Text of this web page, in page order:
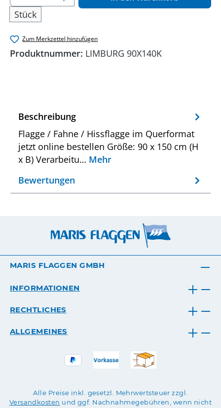
Stück
Zum Merkzettel hinzufügen
Produktnummer: LIMBURG 90X140K
Beschreibung
Flagge / Fahne / Hissflagge im Querformat
jetzt online bestellen Größe: 90 x 150 cm (H
x B) Verarbeitu… Mehr
Bewertungen
MARIS FLAGGEN GMBH
INFORMATIONEN
RECHTLICHES
ALLGEMEINES
Alle Preise inkl. gesetzl. Mehrwertsteuer zzgl.
Versandkosten und ggf. Nachnahmegebühren, wenn nicht